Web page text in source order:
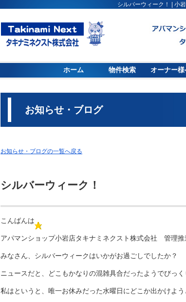
シルバーウィーク！ | 小
ホーム 物件検索 オーナー様
お知らせ・ブログ
お知らせ・ブログの一覧へ戻る
シルバーウィーク！
こんばんは
アパマンショップ小岩店タキナミネクスト株式会社 管理推
みなさん、シルバーウィークはいかがお過ごしでしたか？
ニュースだと、どこもかなりの混雑具合だったようでびっく
私はというと、唯一お休みだった水曜日にどこか出かけよ